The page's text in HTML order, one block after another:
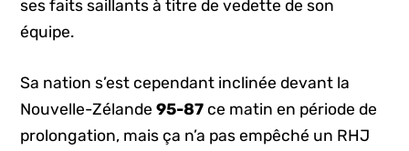
ses faits saillants à titre de vedette de son
équipe.
Sa nation s’est cependant inclinée devant la
Nouvelle-Zélande95-87ce matin en période de
prolongation, mais ça n’a pas empêché un RHJ